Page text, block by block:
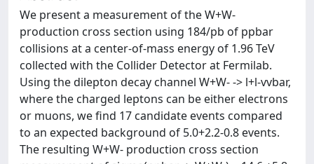
We present a measurement of the W+W-
production cross section using 184/pb of ppbar
collisions at a center-of-mass energy of 1.96 TeV
collected with the Collider Detector at Fermilab.
Using the dilepton decay channel W+W- -> l+l-vvbar,
where the charged leptons can be either electrons
or muons, we find 17 candidate events compared
to an expected background of 5.0+2.2-0.8 events.
The resulting W+W- production cross section